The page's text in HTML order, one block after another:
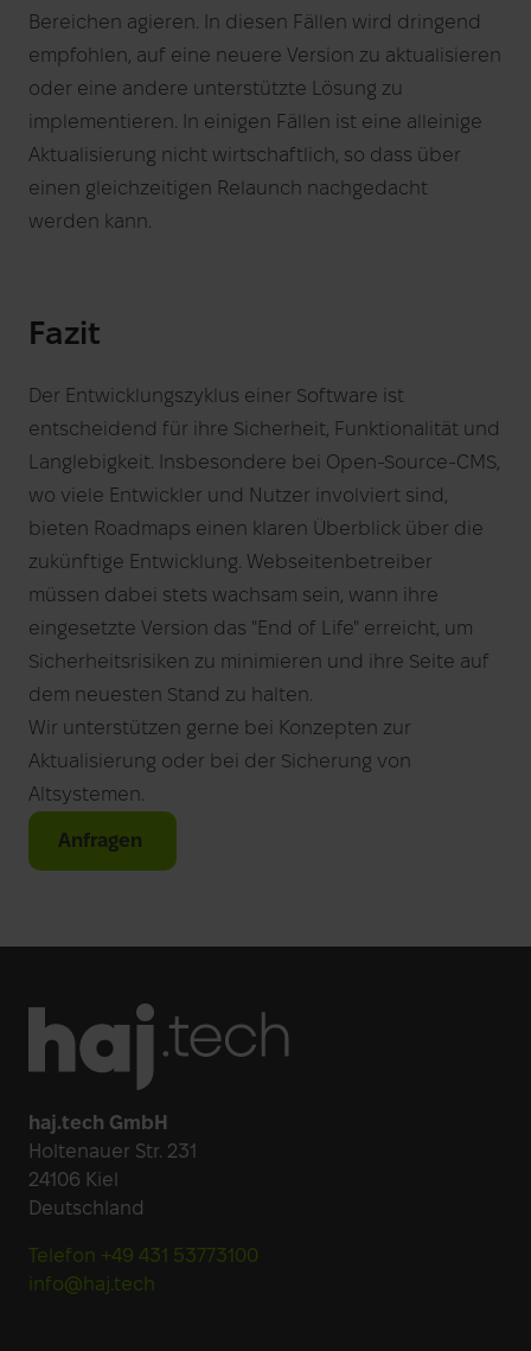
Bereichen agieren. In diesen Fällen wird dringend
empfohlen, auf eine neuere Version zu aktualisieren
oder eine andere unterstützte Lösung zu
implementieren. In einigen Fällen ist eine alleinige
Aktualisierung nicht wirtschaftlich, so dass über
einen gleichzeitigen Relaunch nachgedacht
werden kann.
Fazit
Der Entwicklungszyklus einer Software ist
entscheidend für ihre Sicherheit, Funktionalität und
Langlebigkeit. Insbesondere bei Open-Source-CMS,
wo viele Entwickler und Nutzer involviert sind,
bieten Roadmaps einen klaren Überblick über die
zukünftige Entwicklung. Webseitenbetreiber
müssen dabei stets wachsam sein, wann ihre
eingesetzte Version das "End of Life" erreicht, um
Sicherheitsrisiken zu minimieren und ihre Seite auf
dem neuesten Stand zu halten.
Wir unterstützen gerne bei Konzepten zur
Aktualisierung oder bei der Sicherung von
Altsystemen.
Anfragen
haj.tech GmbH
Holtenauer Str. 231
24106 Kiel
Deutschland
Telefon +49 431 53773100
info@haj.tech